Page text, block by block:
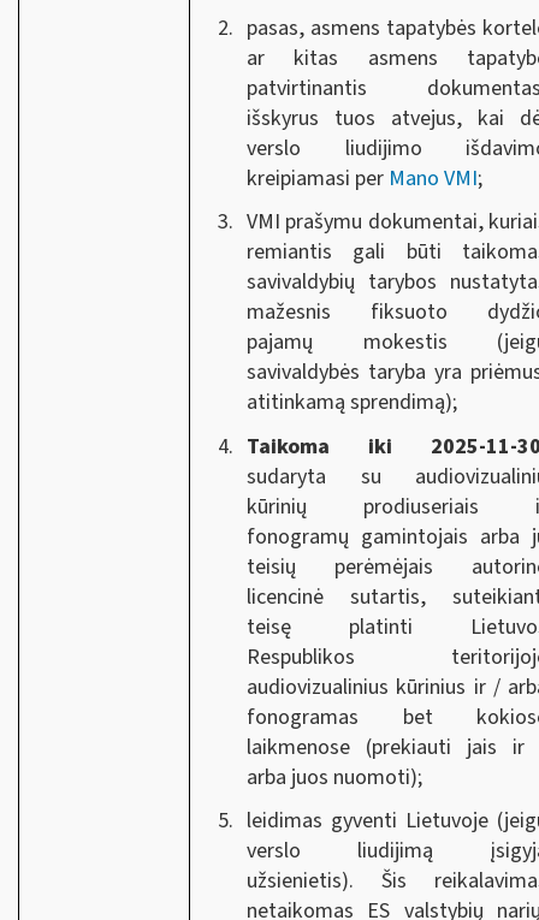
pasas, asmens tapatybės
ar kitas asmens
patvirtinantis
išskyrus tuos atvejus, kai
verslo liudijimo
kreipiamasi per Mano VMI;
VMI prašymu dokumentai,
remiantis gali būti
savivaldybių tarybos
mažesnis fiksuoto
pajamų mokestis
savivaldybės taryba yra
atitinkamą sprendimą);
Taikoma iki 2025-11-
sudaryta su
kūrinių prodiuseriais
fonogramų gamintojais arba
teisių perėmėjais
licencinė sutartis,
teisę platinti
Respublikos
audiovizualinius kūrinius ir /
fonogramas bet
laikmenose (prekiauti jais
arba juos nuomoti);
leidimas gyventi Lietuvoje
verslo liudijimą
užsienietis). Šis
netaikomas ES valstybių